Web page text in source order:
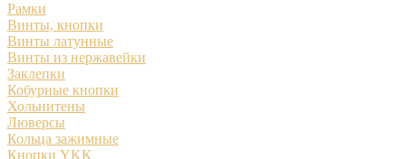
Рамки
Винты, кнопки
Винты латунные
Винты из нержавейки
Заклепки
Кобурные кнопки
Хольнитены
Люверсы
Кольца зажимные
Кнопки YKK